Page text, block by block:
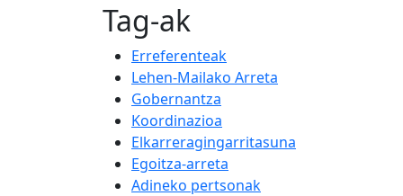
Tag-ak
Erreferenteak
Lehen-Mailako Arreta
Gobernantza
Koordinazioa
Elkarreragingarritasuna
Egoitza-arreta
Adineko pertsonak